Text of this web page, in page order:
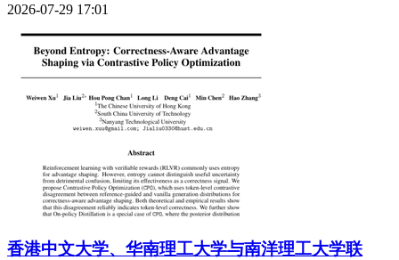
2026-07-29 17:01
香港中文大学、华南理工大学与南洋理工大学联